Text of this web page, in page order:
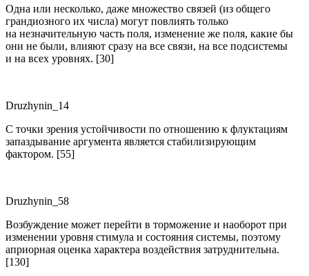
Одна или несколько, даже множество связей (из общего
грандиозного их числа) могут повлиять только
на незначительную часть поля, изменение же поля, какие бы
они не были, влияют сразу на все связи, на все подсистемы
и на всех уровнях. [30]
Druzhynin_14
С точки зрения устойчивости по отношению к флуктациям
запаздывание аргумента является стабилизирующим
фактором. [55]
Druzhynin_58
Возбуждение может перейти в торможение и наоборот при
изменении уровня стимула и состояния системы, поэтому
априорная оценка характера воздействия затруднительна.
[130]